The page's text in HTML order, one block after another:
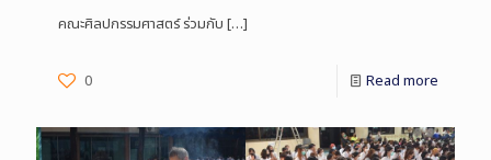
คณะศิลปกรรมศาสตร์ ร่วมกับ […]
0 Read more